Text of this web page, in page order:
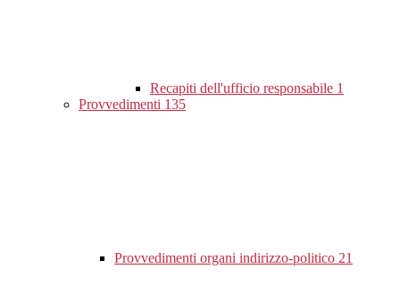
Recapiti dell'ufficio responsabile 1
Provvedimenti 135
Provvedimenti organi indirizzo-politico 21